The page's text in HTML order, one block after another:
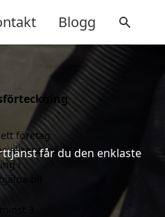
Blogg
får du den enklaste
företag
på
i
till
3